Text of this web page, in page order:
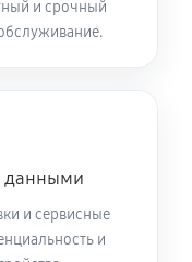
и срочный
данными
и сервисные
и